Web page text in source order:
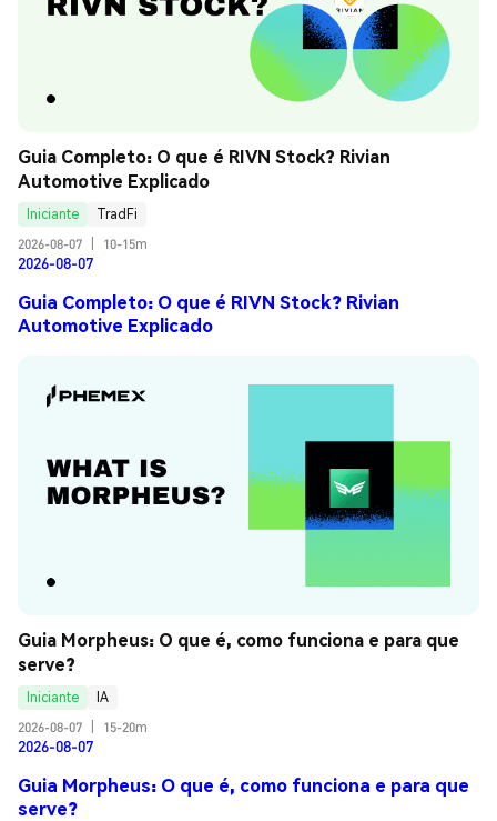
Guia Completo: O que é RIVN Stock? Rivian
Automotive Explicado
Iniciante
TradFi
2026-08-07
10-15m
2026-08-07
Guia Completo: O que é RIVN Stock? Rivian
Automotive Explicado
Guia Morpheus: O que é, como funciona e para que
serve?
Iniciante
IA
2026-08-07
15-20m
2026-08-07
Guia Morpheus: O que é, como funciona e para que
serve?